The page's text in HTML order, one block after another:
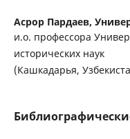
Асрор Пардаев,
и.о. профессора
исторических наук
(Кашкадарья,